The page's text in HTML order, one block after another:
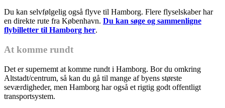
Du kan selvfølgelig også flyve til Hamborg. Flere flyselskaber har
en direkte rute fra København. Du kan søge og sammenligne
flybilletter til Hamborg her.
At komme rundt
Det er supernemt at komme rundt i Hamborg. Bor du omkring
Altstadt/centrum, så kan du gå til mange af byens største
seværdigheder, men Hamborg har også et rigtig godt offentligt
transportsystem.